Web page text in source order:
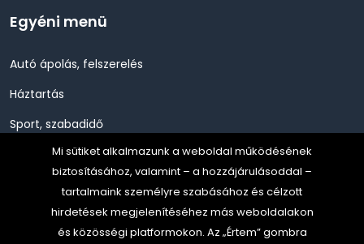
Egyéni menü
Autó ápolás, felszerelés
Háztartás
Sport, szabadidő
Szépség, Egészség, Higénia
Telefon, Okos eszköz, GPS
Mi sütiket alkalmazunk a weboldal működésének
biztosításához, valamint – a hozzájárulásoddal –
tartalmaink személyre szabásához és célzott
hirdetések megjelenítéséhez más weboldalakon
és közösségi platformokon. Az „Értem” gombra